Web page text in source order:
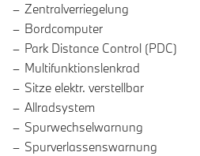
Zentralverriegelung
Bordcomputer
Park Distance Control (PDC)
Multifunktionslenkrad
Sitze elektr. verstellbar
Allradsystem
Spurwechselwarnung
Spurverlassenswarnung